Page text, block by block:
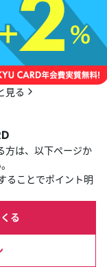
見る
方は、以下ページか
ることでポイント明
る